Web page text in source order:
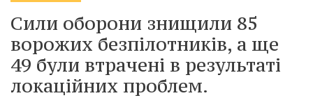
Сили оборони знищили 85
ворожих безпілотників, а ще
49 були втрачені в результаті
локаційних проблем.